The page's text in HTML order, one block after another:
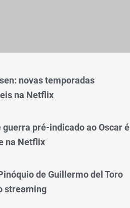
novas temporadas
na Netflix
guerra pré-indicado ao Oscar é
na Netflix
de Guillermo del Toro
streaming